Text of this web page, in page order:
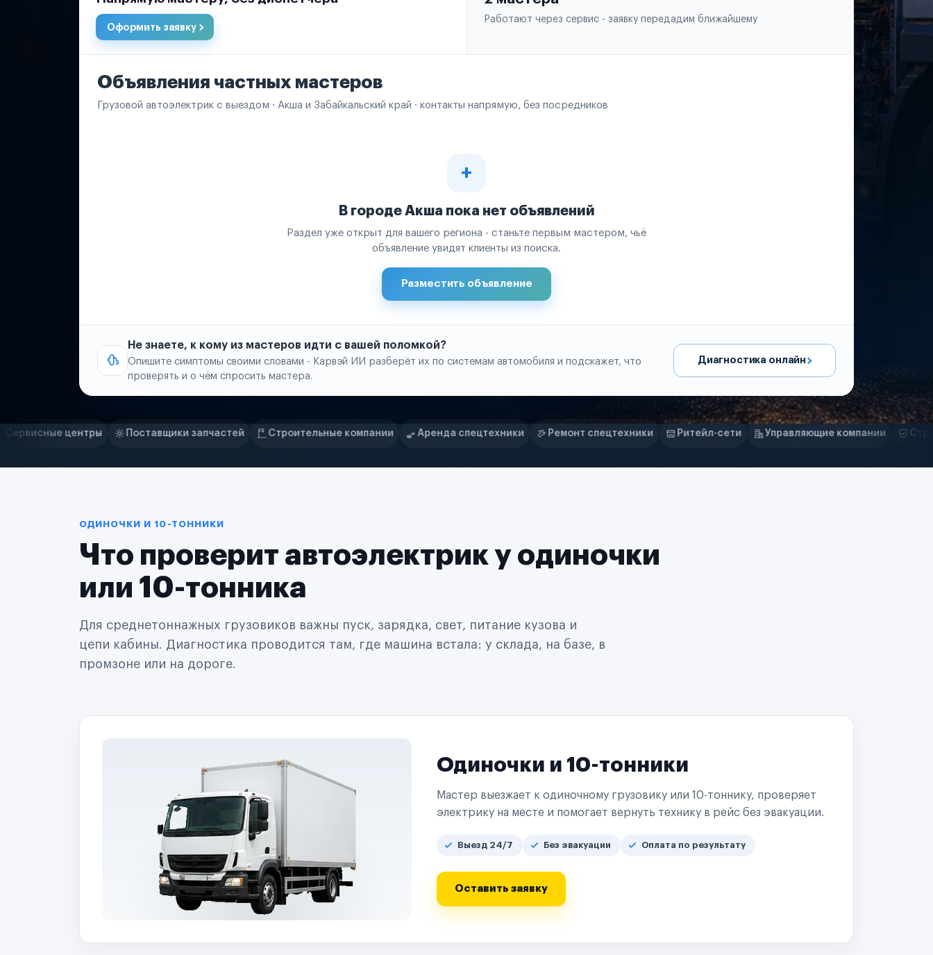
Оформить заявку
Работают через сервис - заявку передадим ближайшему
Объявления частных мастеров
Грузовой автоэлектрик с выездом · Акша и Забайкальский край · контакты напрямую, без посредников
В городе Акша пока нет объявлений
Раздел уже открыт для вашего региона - станьте первым мастером, чьё
объявление увидят клиенты из поиска.
Разместить объявление
Не знаете, к кому из мастеров идти с вашей поломкой?
Опишите симптомы своими словами - Карвэй ИИ разберёт их по системам автомобиля и подскажет, что
проверять и о чём спросить мастера.
Диагностика онлайн
Нам доверяют
Поставщики запчастей Строительные компании Аренда спецтехники Ремонт спецтехники Ритейл-сети Управляющие компании Страховые компании
Частные автолюбители
Маркетплейсы
Логистические компании
Поставщики запчастей
Строительные компании
Ремонт спецтехники
Управляющие компании
Страховые компании
B2B-дистрибьюторы
ОДИНОЧКИ И 10-ТОННИКИ
Что проверит автоэлектрик у одиночки
или 10-тонника
Для среднетоннажных грузовиков важны пуск, зарядка, свет, питание кузова и
цепи кабины. Диагностика проводится там, где машина встала: у склада, на базе, в
промзоне или на дороге.
Одиночки и 10-тонники
Мастер выезжает к одиночному грузовику или 10-тоннику, проверяет
электрику на месте и помогает вернуть технику в рейс без эвакуации.
Выезд 24/7 Без эвакуации Оплата по результату
Оставить заявку